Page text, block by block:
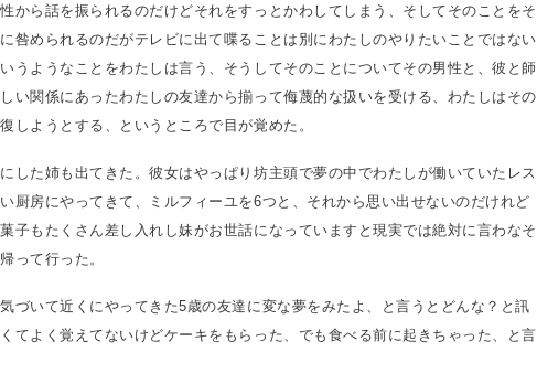
から話を振られるのだけどそれをすっとかわしてしまう、そしてそのことをそ
咎められるのだがテレビに出て喋ることは別にわたしのやりたいことではない
うようなことをわたしは言う、そうしてそのことについてその男性と、彼と師
い関係にあったわたしの友達から揃って侮蔑的な扱いを受ける、わたしはその
しようとする、というところで目が覚めた。
した姉も出てきた。彼女はやっぱり坊主頭で夢の中でわたしが働いていたレス
厨房にやってきて、ミルフィーユを6つと、それから思い出せないのだけれど
子もたくさん差し入れし妹がお世話になっていますと現実では絶対に言わなそ
って行った。
づいて近くにやってきた5歳の友達に変な夢をみたよ、と言うとどんな？と訊
てよく覚えてないけどケーキをもらった、でも食べる前に起きちゃった、と言